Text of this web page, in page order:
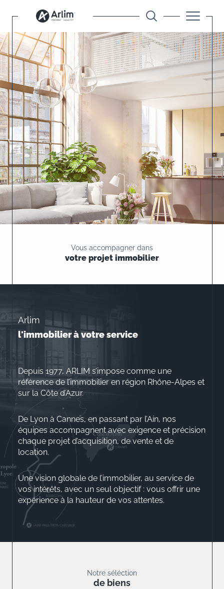
Vous accompagner dans
votre projet immobilier
Arlim
l'immobilier à votre service
Depuis 1977, ARLIM s’impose comme une
référence de l’immobilier en région Rhône-Alpes et
sur la Côte d’Azur.
De Lyon à Cannes, en passant par l’Ain, nos
équipes accompagnent avec exigence et précision
chaque projet d’acquisition, de vente et de
location.
Une vision globale de l’immobilier, au service de
vos intérêts, avec un seul objectif : vous offrir une
expérience à la hauteur de vos attentes.
Notre séléction
de biens